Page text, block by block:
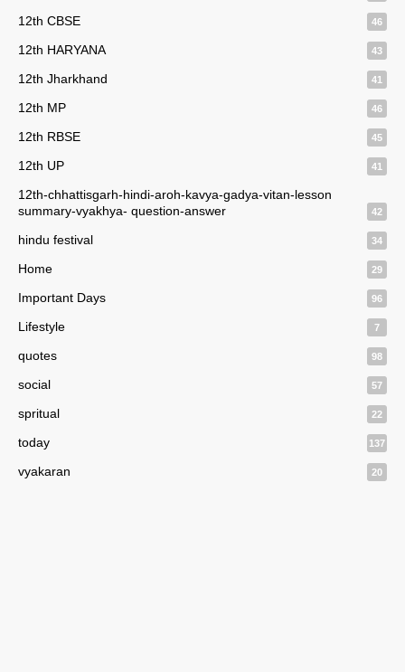
12th CBSE 46
12th HARYANA 43
12th Jharkhand 41
12th MP 46
12th RBSE 45
12th UP 41
12th-chhattisgarh-hindi-aroh-kavya-gadya-vitan-lesson
summary-vyakhya- question-answer
42
hindu festival 34
Home 29
Important Days 96
Lifestyle 7
quotes 98
social 57
spritual 22
today 137
vyakaran 20